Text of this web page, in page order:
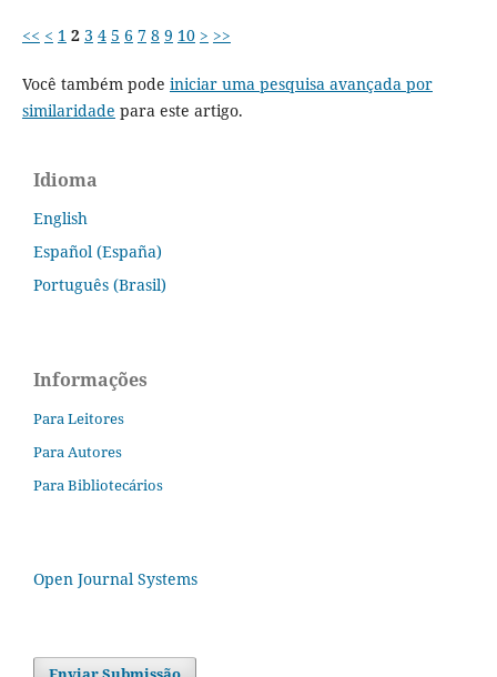
<< < 1 2 3 4 5 6 7 8 9 10 > >>
Você também pode iniciar uma pesquisa avançada por
similaridade para este artigo.
Idioma
English
Español (España)
Português (Brasil)
Informações
Para Leitores
Para Autores
Para Bibliotecários
Open Journal Systems